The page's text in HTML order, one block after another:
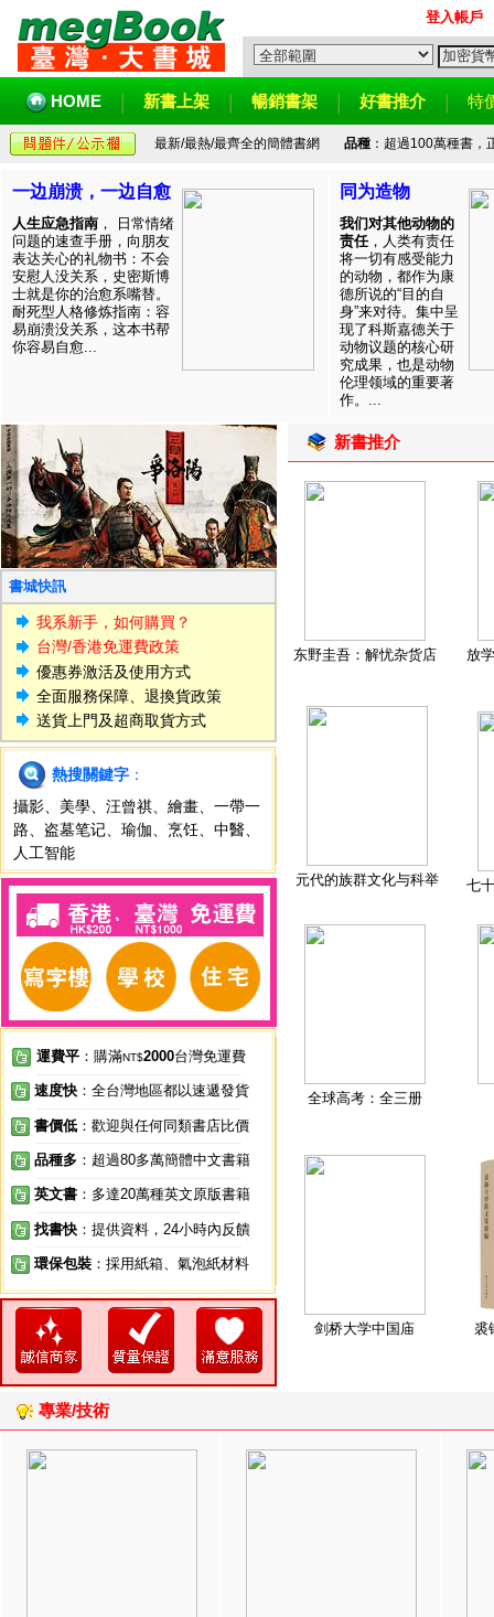
登入帳戶
HOME 新書上架 暢銷書架 好書推介 特
最新/最熱/最齊全的簡體書網 品種：超過100萬種書，
一边崩溃，一边自愈
人生应急指南 ， 日常情绪
问题的速查手册，向朋友
表达关心的礼物书：不会
安慰人没关系，史密斯博
士就是你的治愈系嘴替。
耐死型人格修炼指南：容
易崩溃没关系，这本书帮
你容易自愈...
同为造物
我们对其他动物的
责任，人类有责任
将一切有感受能力
的动物，都作为康
德所说的“目的自
身”来对待。集中呈
现了科斯嘉德关于
动物议题的核心研
究成果，也是动物
伦理领域的重要著
作。...
書城快訊
我系新手，如何購買？
台灣/香港免運費政策
優惠券激活及使用方式
全面服務保障、退換貨政策
送貨上門及超商取貨方式
熱搜關鍵字 ：
攝影
美學 汪曾祺 繪畫
一帶一
路
盗墓笔记 瑜伽 烹饪 中醫
人工智能
運費平 ：購滿NT$2000台灣免運費
速度快 ：全台灣地區都以速遞發貨
書價低 ：歡迎與任何同類書店比價
品種多 ：超過80多萬簡體中文書籍
英文書 ：多達20萬種英文原版書籍
找書快 ：提供資料，24小時內反饋
環保包裝 ：採用紙箱、氣泡紙材料
新書推介
东野圭吾：解忧杂货店 放
元代的族群文化与科举 七
全球高考：全三册
剑桥大学中国庙 裘
專業/技術